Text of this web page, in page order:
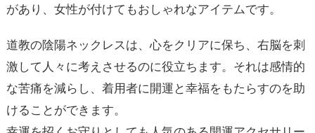
があり、女性が付けてもおしゃれなアイテムです。
道教の陰陽ネックレスは、心をクリアに保ち、右脳を刺
激して人々に考えさせるのに役立ちます。それは感情的
な苦痛を減らし、着用者に開運と幸福をもたらすのを助
けることができます。